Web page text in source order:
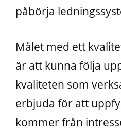
påbörja
Målet med ett
är att kunna följa
kvaliteten som
erbjuda för att
kommer från